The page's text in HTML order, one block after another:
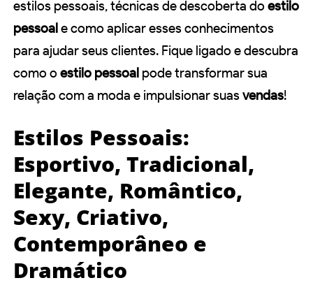
estilos pessoais, técnicas de descoberta do estilo
pessoale como aplicar esses conhecimentos
para ajudar seus clientes. Fique ligado e descubra
como o estilo pessoal pode transformar sua
relação com a moda e impulsionar suasvendas!
Estilos Pessoais:
Esportivo, Tradicional,
Elegante, Romântico,
Sexy, Criativo,
Contemporâneo e
Dramático